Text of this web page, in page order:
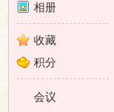
相册
收藏
积分
会议